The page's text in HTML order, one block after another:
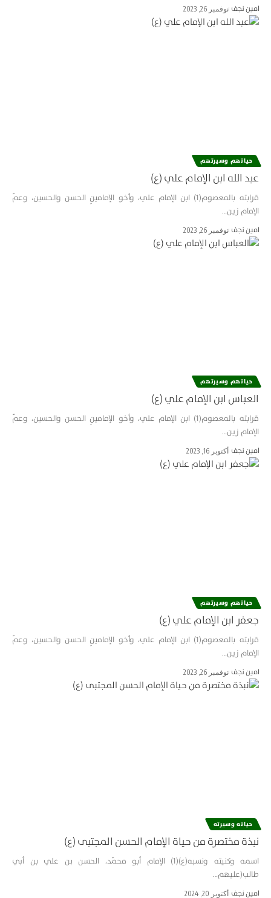
امین نجف نوفمبر 26, 2023
حياتهم وسيرتهم
عبد الله ابن الإمام علي (ع)
قرابته بالمعصوم(1) ابن الإمام علي، وأخو الإمامينِ الحسن والحسين، وعمّ
الإمام زين…
امین نجف نوفمبر 26, 2023
حياتهم وسيرتهم
العباس ابن الإمام علي (ع)
قرابته بالمعصوم(1) ابن الإمام علي، وأخو الإمامينِ الحسن والحسين، وعمّ
الإمام زين…
امین نجف أكتوبر 16, 2023
حياتهم وسيرتهم
جعفر ابن الإمام علي (ع)
قرابته بالمعصوم(1) ابن الإمام علي، وأخو الإمامينِ الحسن والحسين، وعمّ
الإمام زين…
امین نجف نوفمبر 26, 2023
حياته وسيرته
نبذة مختصرة من حياة الإمام الحسن المجتبى (ع)
اسمه وكنيته ونسبه(ع)(1) الإمام أبو محمّد، الحسن بن علي بن أبي
طالب(عليهم…
امین نجف أكتوبر 20, 2024